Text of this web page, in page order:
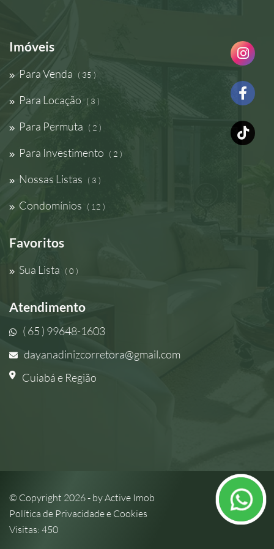
Imóveis
Para Venda ( 35 )
Para Locação ( 3 )
Para Permuta ( 2 )
Para Investimento ( 2 )
Nossas Listas ( 3 )
Condomínios ( 12 )
Favoritos
Sua Lista ( 0 )
Atendimento
( 65 ) 99648-1603
dayanadinizcorretora@gmail.com
Cuiabá e Região
© Copyright 2026 - byActive Imob
Política de Privacidade e Cookies
Visitas: 450